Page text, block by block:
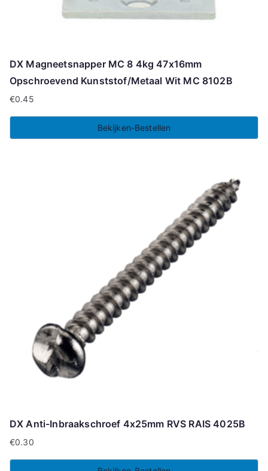
DX Magneetsnapper MC 8 4kg 47x16mm
Opschroevend Kunststof/Metaal Wit MC 8102B
€0.45
Bekijken-Bestellen
DX Anti-Inbraakschroef 4x25mm RVS RAIS 4025B
€0.30